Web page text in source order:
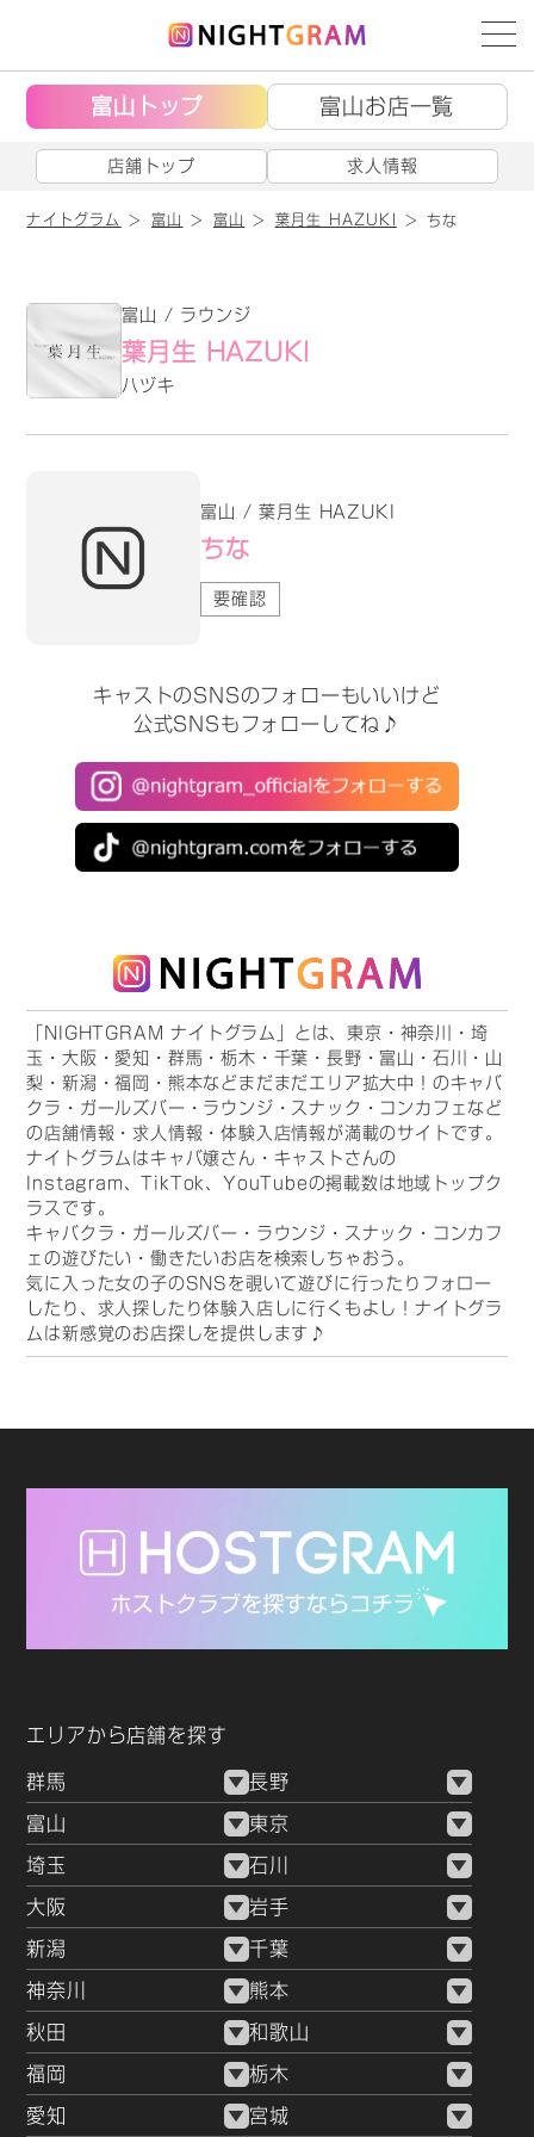
富山トップ 富山お店一覧
店舗トップ 求人情報
ナイトグラム 富山 富山 葉月生 HAZUKI ちな
富山 / ラウンジ
葉月生 HAZUKI
ハヅキ
富山 / 葉月生 HAZUKI
ちな
要確認
キャストのSNSのフォローもいいけど
公式SNSもフォローしてね♪
「NIGHTGRAM ナイトグラム」とは、東京・神奈川・埼
玉・大阪・愛知・群馬・栃木・千葉・長野・富山・石川・山
梨・新潟・福岡・熊本などまだまだエリア拡大中！のキャバ
クラ・ガールズバー・ラウンジ・スナック・コンカフェなど
の店舗情報・求人情報・体験入店情報が満載のサイトです。
ナイトグラムはキャバ嬢さん・キャストさんの
Instagram、TikTok、YouTubeの掲載数は地域トップク
ラスです。
キャバクラ・ガールズバー・ラウンジ・スナック・コンカフ
ェの遊びたい・働きたいお店を検索しちゃおう。
気に入った女の子のSNSを覗いて遊びに行ったりフォロー
したり、求人探したり体験入店しに行くもよし！ナイトグラ
ムは新感覚のお店探しを提供します♪
エリアから店舗を探す
群馬 長野
富山 東京
埼玉 石川
大阪 岩手
新潟 千葉
神奈川 熊本
秋田 和歌山
福岡 栃木
愛知 宮城